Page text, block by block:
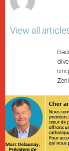
View all